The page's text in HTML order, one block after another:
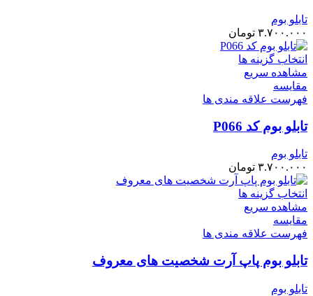
تابلو بوم
۳.۷۰۰.۰۰۰ تومان
انتخاب گزینه ها
مشاهده سریع
مقایسه
فهرست علاقه مندی ها
تابلو بوم کد P066
تابلو بوم
۳.۷۰۰.۰۰۰ تومان
انتخاب گزینه ها
مشاهده سریع
مقایسه
فهرست علاقه مندی ها
تابلو بوم پاپ آرت شخصیت های معروف
تابلو بوم